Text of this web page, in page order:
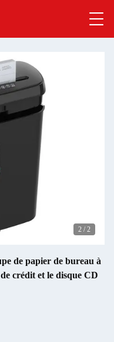
2 / 2
de papier de bureau à
crédit et le disque CD